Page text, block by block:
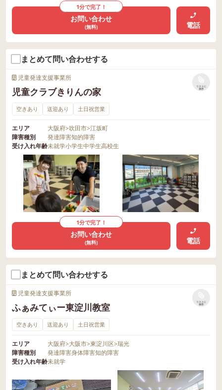
1分で完了！
お問い合わせ
(無料) 電話
まとめて問い合わせする
児童発達支援事業所
児童クラブきりんの家
リストに
保存
空きあり 送迎あり 土日祝営業
エリア 大阪府>吹田市>江坂町
障害種別
発達障害知的障害
受け入れ年齢未就学小学生中学生高校生
1分で完了！
お問い合わせ
(無料) 電話
まとめて問い合わせする
児童発達支援事業所
ふぁみてぃー東淀川教室
リストに
保存
空きあり 送迎あり 土日祝営業
エリア 大阪府>大阪市>東淀川区>瑞光
障害種別
発達障害身体障害知的障害
受け入れ年齢未就学